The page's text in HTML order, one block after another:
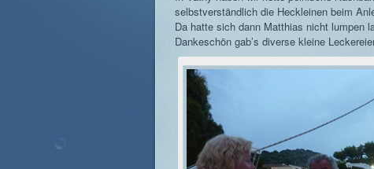
selbstverständlich die Heckleinen beim
Da hatte sich dann Matthias nicht lumpen
Dankeschön gab’s diverse kleine